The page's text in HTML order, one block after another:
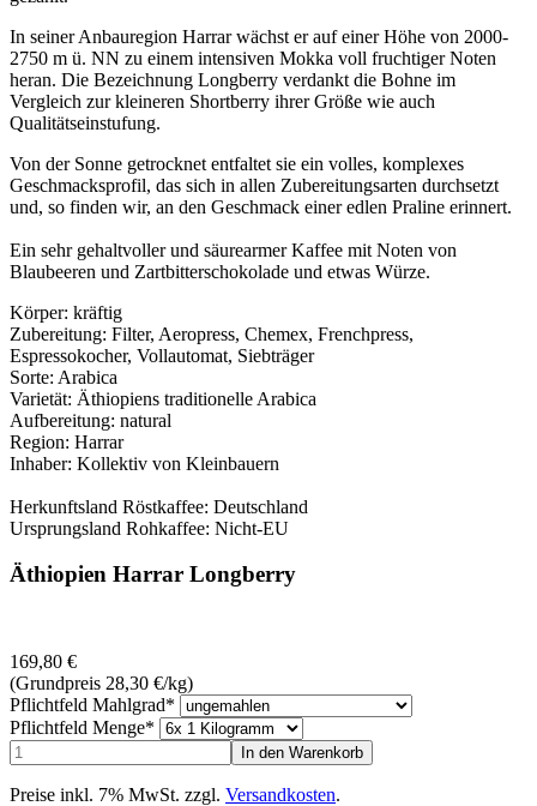
In seiner Anbauregion Harrar wächst er auf einer Höhe von 2000-
2750 m ü. NN zu einem intensiven Mokka voll fruchtiger Noten
heran. Die Bezeichnung Longberry verdankt die Bohne im
Vergleich zur kleineren Shortberry ihrer Größe wie auch
Qualitätseinstufung.
Von der Sonne getrocknet entfaltet sie ein volles, komplexes
Geschmacksprofil, das sich in allen Zubereitungsarten durchsetzt
und, so finden wir, an den Geschmack einer edlen Praline erinnert.
Ein sehr gehaltvoller und säurearmer Kaffee mit Noten von
Blaubeeren und Zartbitterschokolade und etwas Würze.
Körper: kräftig
Zubereitung: Filter, Aeropress, Chemex, Frenchpress,
Espressokocher, Vollautomat, Siebträger
Sorte: Arabica
Varietät: Äthiopiens traditionelle Arabica
Aufbereitung: natural
Region: Harrar
Inhaber: Kollektiv von Kleinbauern
Herkunftsland Röstkaffee: Deutschland
Ursprungsland Rohkaffee: Nicht-EU
Äthiopien Harrar Longberry
169,80 €
(Grundpreis 28,30 €/kg)
Pflichtfeld Mahlgrad*
Pflichtfeld Menge*
Preise inkl. 7% MwSt. zzgl. Versandkosten.